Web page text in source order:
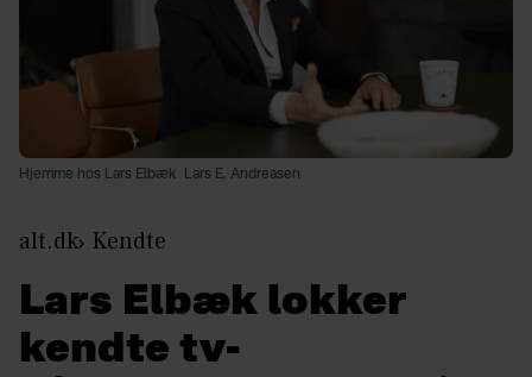
Hjemme hos Lars Elbæk Lars E. Andreasen
alt.dk Kendte
Lars Elbæk lokker
kendte tv-